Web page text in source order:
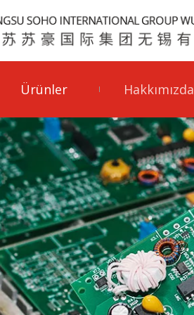
Ürünler Hakkımızda